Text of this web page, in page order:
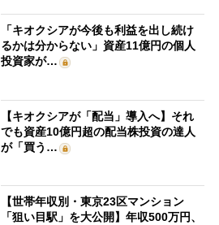
「キオクシアが今後も利益を出し続け
るかは分からない」資産11億円の個人
投資家が…
【キオクシアが「配当」導入へ】それ
でも資産10億円超の配当株投資の達人
が「買う…
【世帯年収別・東京23区マンション
「狙い目駅」を大公開】年収500万円、